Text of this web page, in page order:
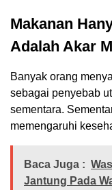
Makanan
Adalah Akar
Banyak orang
sebagai penyebab
sementara.
memengaruhi
Baca Juga :
Jantung Pada